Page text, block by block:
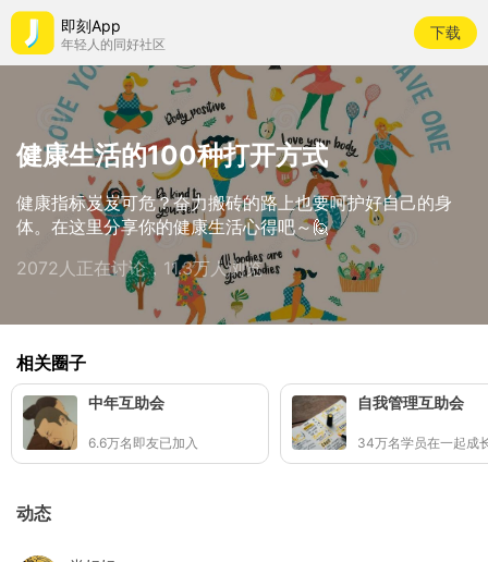
即刻App
年轻人的同好社区
下载
健康生活的100种打开方式
健康指标岌岌可危？奋力搬砖的路上也要呵护好自己的身
体。在这里分享你的健康生活心得吧～🙋
2072人正在讨论，11.3万人浏览
相关圈子
中年互助会
6.6万名即友已加入
自我管理互助会
34万名学员在一起成
动态